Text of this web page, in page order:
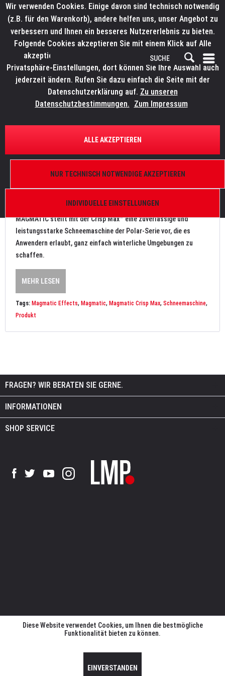
FILTERN
Wenn Frau Holle nicht mitspielt: MAGMATIC Crisp
Von: Bianca Wilmsmann 26.11.20 11:00 0 Kommentare
MAGMATIC stellt mit der Crisp Max™ eine zuverlässige und
leistungsstarke Schneemaschine der Polar-Serie vor, die es
Anwendern erlaubt, ganz einfach winterliche Umgebungen zu
schaffen.
MEHR LESEN
Tags: Magmatic Effects, Magmatic, Magmatic Crisp Max, Schneemaschine,
Produkt
FRAGEN? WIR BERATEN SIE GERNE.
INFORMATIONEN
SHOP SERVICE
Wir verwenden Cookies. Einige davon sind technisch notwendig
(z.B. für den Warenkorb), andere helfen uns, unser Angebot zu
verbessern und Ihnen ein besseres Nutzererlebnis zu bieten.
Folgende Cookies akzeptieren Sie mit einem Klick auf Alle
akzeptieren. Weitere Informationen finden Sie in den
Privatsphäre-Einstellungen, dort können Sie Ihre Auswahl auch
jederzeit ändern. Rufen Sie dazu einfach die Seite mit der
Datenschutzerklärung auf. Zu unseren
Datenschutzbestimmungen. Zum Impressum
INDIVIDUELLE EINSTELLUNGEN
NUR TECHNISCH NOTWENDIGE AKZEPTIEREN
ALLE AKZEPTIEREN
Diese Website verwendet Cookies, um Ihnen die bestmögliche
Funktionalität bieten zu können.
EINVERSTANDEN